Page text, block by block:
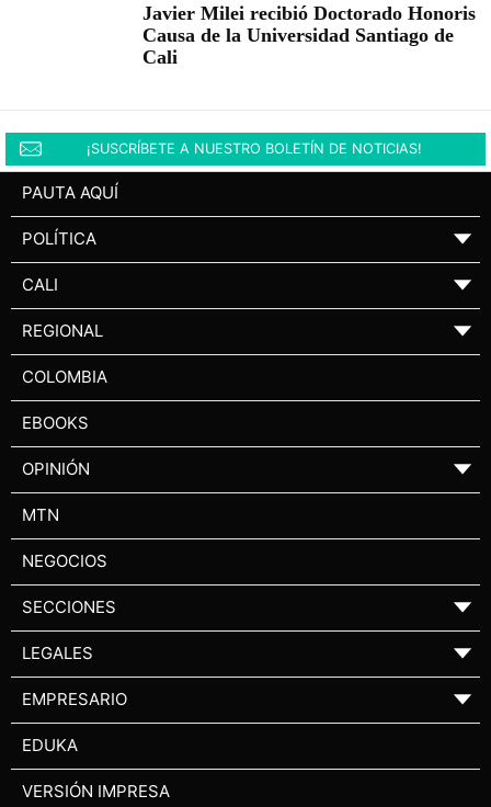
Javier Milei recibió Doctorado Honoris
Causa de la Universidad Santiago de
Cali
¡SUSCRÍBETE A NUESTRO BOLETÍN DE NOTICIAS!
PAUTA AQUÍ
POLÍTICA ▼
CALI ▼
REGIONAL ▼
COLOMBIA
EBOOKS
OPINIÓN ▼
MTN
NEGOCIOS
SECCIONES ▼
LEGALES ▼
EMPRESARIO ▼
EDUKA
VERSIÓN IMPRESA